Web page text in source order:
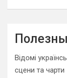
Відомі
сцени та чарти